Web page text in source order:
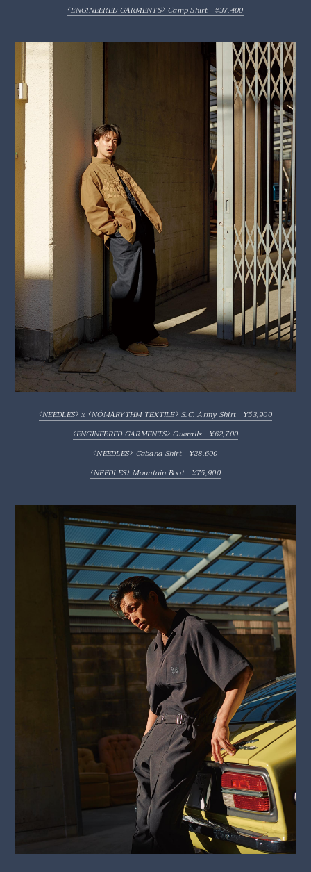
‹ENGINEERED GARMENTS› Camp Shirt ¥37,400
‹NEEDLES› x ‹NÓMARYTHM TEXTILE› S.C. Army Shirt ¥53,900
‹ENGINEERED GARMENTS› Overalls ¥62,700
‹NEEDLES› Cabana Shirt ¥28,600
‹NEEDLES› Mountain Boot ¥75,900